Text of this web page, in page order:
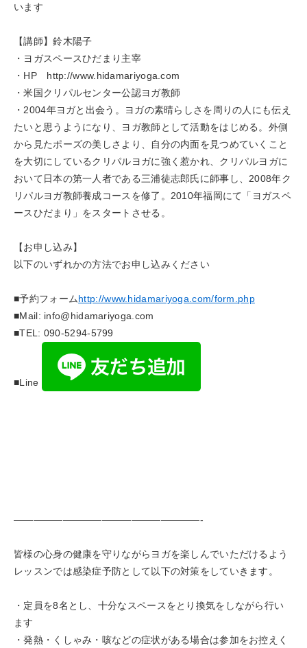
います
【講師】鈴木陽子
・ヨガスペースひだまり主宰
・HP http://www.hidamariyoga.com
・米国クリパルセンター公認ヨガ教師
・2004年ヨガと出会う。ヨガの素晴らしさを周りの人にも伝え
たいと思うようになり、ヨガ教師として活動をはじめる。外側
から見たポーズの美しさより、自分の内面を見つめていくこと
を大切にしているクリパルヨガに強く惹かれ、クリパルヨガに
おいて日本の第一人者である三浦徒志郎氏に師事し、2008年ク
リパルヨガ教師養成コースを修了。2010年福岡にて「ヨガスペ
ースひだまり」をスタートさせる。
【お申し込み】
以下のいずれかの方法でお申し込みください
■予約フォームhttp://www.hidamariyoga.com/form.php
■Mail: info@hidamariyoga.com
■TEL: 090-5294-5799
■Line
———————————————————-
皆様の心身の健康を守りながらヨガを楽しんでいただけるよう
レッスンでは感染症予防として以下の対策をしていきます。
・定員を8名とし、十分なスペースをとり換気をしながら行い
ます
・発熱・くしゃみ・咳などの症状がある場合は参加をお控えく